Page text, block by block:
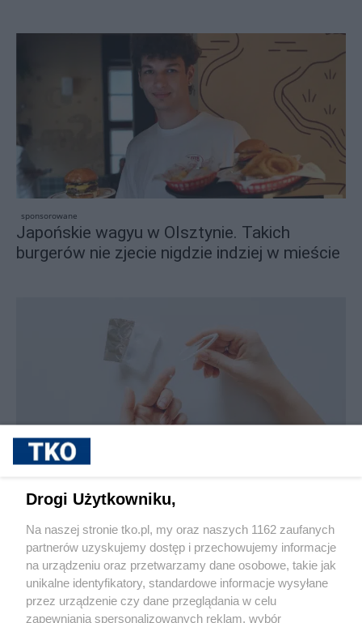
sponsorowane
Japońskie wagyu w Olsztynie. Takich
burgerów nie zjecie nigdzie indziej w mieście
Jak rozpoznać, że soczewki kontaktowe są
Pokaż więcej
Drogi Użytkowniku,
Na naszej stronie tko.pl, my oraz naszych 1162 zaufanych
partnerów uzyskujemy dostęp i przechowujemy informacje
na urządzeniu oraz przetwarzamy dane osobowe, takie jak
unikalne identyfikatory, standardowe informacje wysyłane
przez urządzenie czy dane przeglądania w celu
zapewniania spersonalizowanych reklam, wybór